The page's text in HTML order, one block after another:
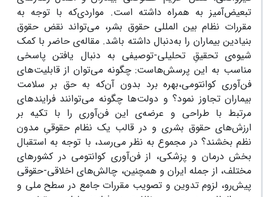
تبعیض‌آمیز به همراه داشته است. مواردی‌که با توجه به
مقررات نظام بین المللی حقوق بشر، می‌تواند نقض حقوق
بنیادین بیماران را به‌دنبال داشته باشد. مقاله‌ی حاضر با کمک
شیوه‌ی تحقیقِ تحلیلی-توصیفی به دنبال یافتن پاسخی
مناسب به این پرسش‌هاست: چگونه می‌توان از قابلیت‌های
فن‌آوری کوانتومی،بهره برد بدون آن‌که به حق بر سلامت
بیماران تجاوز نمود؟ و دولت‌ها چگونه می‌توانند فرایندهای
مرتبط با طراحی و عرضه‌ی این فن‌آوری را با تکیه بر
ارزش‌های حقوق بشری و در قالب یک نظام حقوقیِ مدون
نظم بخشند؟ در مجموع به نظر می‌رسد، با توجه به استقبال
بخش درمان و پزشکی، از فن‌آوری کوانتومی در کشورهای
مختلف، از جمله ایران و همچنین، چالش‌های اخلاقی-حقوقی
پیش‌رو، لزوم تدوین و تصویب مقررات جامع در سطح ملی و